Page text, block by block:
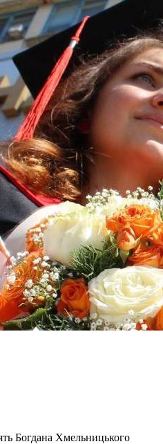
Богдана Хмельницького